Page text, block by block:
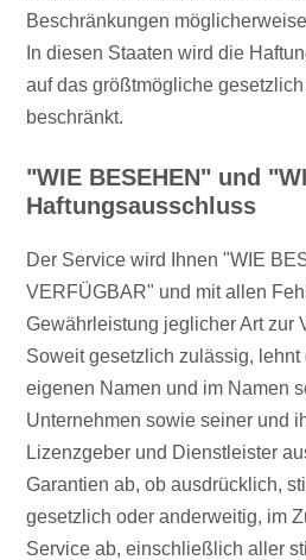
Beschränkungen
In diesen Staaten wird die
auf das größtmögliche
beschränkt.
"WIE BESEHEN" und
Haftungsausschluss
Der Service wird Ihnen "WIE
VERFÜGBAR" und mit allen
Gewährleistung jeglicher Art zur
Soweit gesetzlich zulässig,
eigenen Namen und im Namen
Unternehmen sowie seiner und
Lizenzgeber und Dienstleister
Garantien ab, ob ausdrücklich,
gesetzlich oder anderweitig, im
Service ab, einschließlich aller